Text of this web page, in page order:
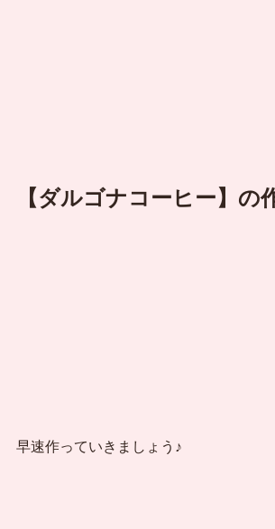
【ダルゴナコーヒー】の
早速作っていきましょう♪